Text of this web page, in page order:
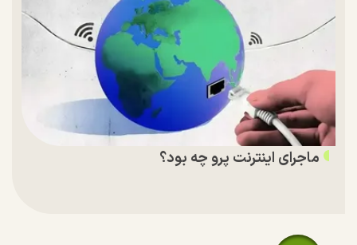
ماجرای اینترنت پرو چه بود؟